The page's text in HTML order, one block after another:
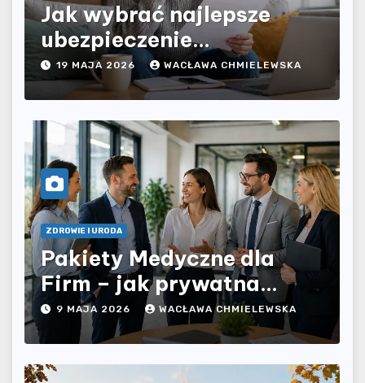
Jak wybrać najlepsze
ubezpieczenie
komunikacyjne i uniknąć
kosztownych błędów?
19 MAJA 2026 WACŁAWA CHMIELEWSKA
ZDROWIE I URODA
Pakiety Medyczne dla
Firm – jak prywatna
opieka zdrowotna wpływa
na jakość współpracy w
organizacji?
9 MAJA 2026 WACŁAWA CHMIELEWSKA